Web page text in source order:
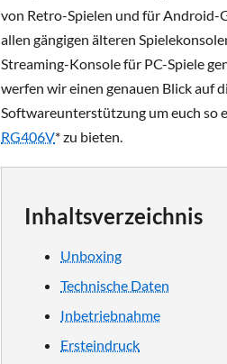
von Retro-Spielen und für Android-
allen gängigen älteren
Streaming-Konsole für PC-Spiele
werfen wir einen genauen Blick auf
Softwareunterstützung um euch so
RG406V* zu bieten.
Inhaltsverzeichnis
Unboxing
Technische Daten
Inbetriebnahme
Ersteindruck